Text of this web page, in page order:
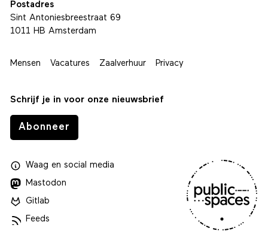
Postadres
Sint Antoniesbreestraat 69
1011 HB Amsterdam
Mensen Vacatures Zaalverhuur Privacy
Schrijf je in voor onze nieuwsbrief
Abonneer
Waagen social media
Mastodon
Gitlab
Feeds